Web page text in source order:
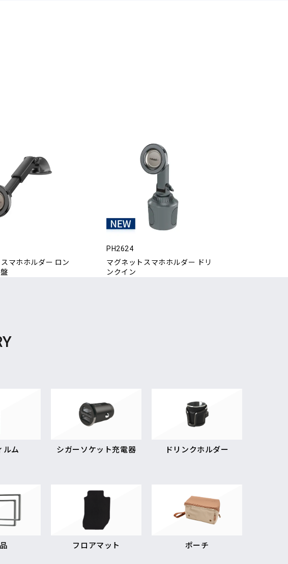
マホホルダー ロン
PH2624
マグネットスマホホルダー ドリ
ンクイン
ルム シガーソケット充電器 ドリンクホルダー
フロアマット ポーチ